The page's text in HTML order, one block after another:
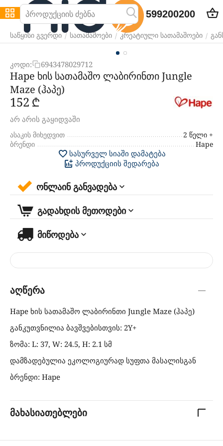
599200200
საწყისი გვერდი / სათამაშოები / კრეატიული სათამაშოები /
კოდი: 6943478029712
Hape ხის სათამაშო ლაბირინთი Jungle
Maze (ჰაპე)
‍152‍ ₾
არ არის გაყიდვაში
ასაკის მიხედვით
2 წელი +
ბრენდი
Hape
სასურველ სიაში დამატება
პროდუქციის შედარება
ონლაინ განვადება
გადახდის მეთოდები
მიწოდება
აღწერა
Hape ხის სათამაშო ლაბირინთი Jungle Maze (ჰაპე)
განკუთვნილია ბავშვებისთვის: 2Y+
ზომა: L: 37, W: 24.5, H: 2.1 სმ
დამზადებულია ეკოლოგიურად სუფთა მასალისგან
ბრენდი: Hape
მახასიათებლები